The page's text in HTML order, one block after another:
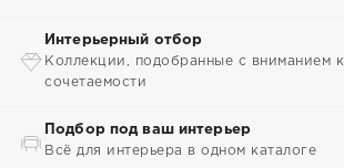
Интерьерный отбор
Коллекции, подобранные с вниманием к
сочетаемости
Подбор под ваш интерьер
Всё для интерьера в одном каталоге